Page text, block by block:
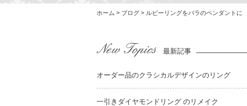
ホーム > ブログ > ルビーリングをバラのペンダントに
最新記事
オーダー品のクラシカルデザインのリング
一引きダイヤモンドリング のリメイク